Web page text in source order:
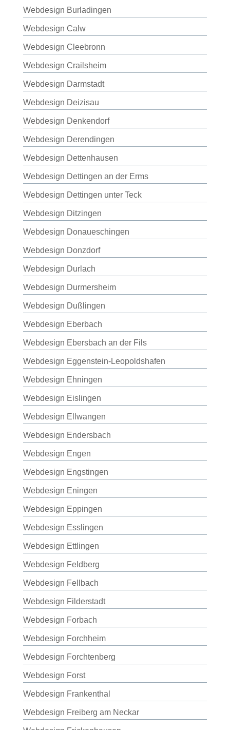
Webdesign Burladingen
Webdesign Calw
Webdesign Cleebronn
Webdesign Crailsheim
Webdesign Darmstadt
Webdesign Deizisau
Webdesign Denkendorf
Webdesign Derendingen
Webdesign Dettenhausen
Webdesign Dettingen an der Erms
Webdesign Dettingen unter Teck
Webdesign Ditzingen
Webdesign Donaueschingen
Webdesign Donzdorf
Webdesign Durlach
Webdesign Durmersheim
Webdesign Dußlingen
Webdesign Eberbach
Webdesign Ebersbach an der Fils
Webdesign Eggenstein-Leopoldshafen
Webdesign Ehningen
Webdesign Eislingen
Webdesign Ellwangen
Webdesign Endersbach
Webdesign Engen
Webdesign Engstingen
Webdesign Eningen
Webdesign Eppingen
Webdesign Esslingen
Webdesign Ettlingen
Webdesign Feldberg
Webdesign Fellbach
Webdesign Filderstadt
Webdesign Forbach
Webdesign Forchheim
Webdesign Forchtenberg
Webdesign Forst
Webdesign Frankenthal
Webdesign Freiberg am Neckar